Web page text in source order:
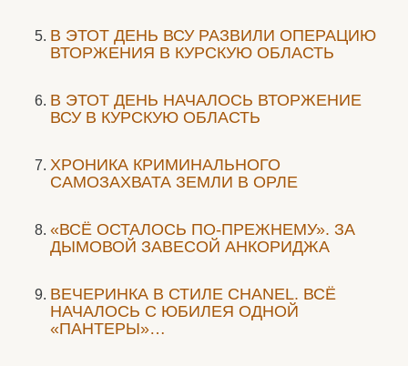
В ЭТОТ ДЕНЬ ВСУ РАЗВИЛИ ОПЕРАЦИЮ
ВТОРЖЕНИЯ В КУРСКУЮ ОБЛАСТЬ
В ЭТОТ ДЕНЬ НАЧАЛОСЬ ВТОРЖЕНИЕ
ВСУ В КУРСКУЮ ОБЛАСТЬ
ХРОНИКА КРИМИНАЛЬНОГО
САМОЗАХВАТА ЗЕМЛИ В ОРЛЕ
«ВСЁ ОСТАЛОСЬ ПО-ПРЕЖНЕМУ». ЗА
ДЫМОВОЙ ЗАВЕСОЙ АНКОРИДЖА
ВЕЧЕРИНКА В СТИЛЕ СHANEL. ВСЁ
НАЧАЛОСЬ С ЮБИЛЕЯ ОДНОЙ
«ПАНТЕРЫ»…